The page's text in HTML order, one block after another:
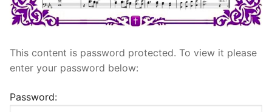
This content is password protected. To view it please
enter your password below:
Password: